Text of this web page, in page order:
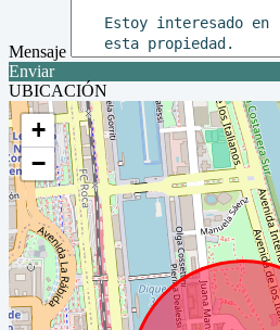
Mensaje
Enviar
UBICACIÓN
+
−